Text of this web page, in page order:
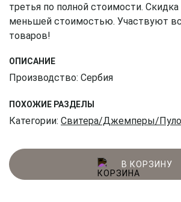
третья по полной стоимости.
меньшей стоимостью. Участвуют
товаров!
ОПИСАНИЕ
Производство: Сербия
ПОХОЖИЕ РАЗДЕЛЫ
Категории: Свитера/Джемперы/
В КОРЗИНУ